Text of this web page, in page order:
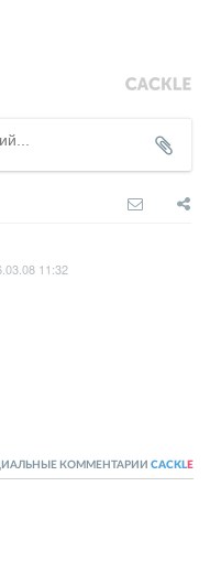
11:32
КОММЕНТАРИИ CACKL E